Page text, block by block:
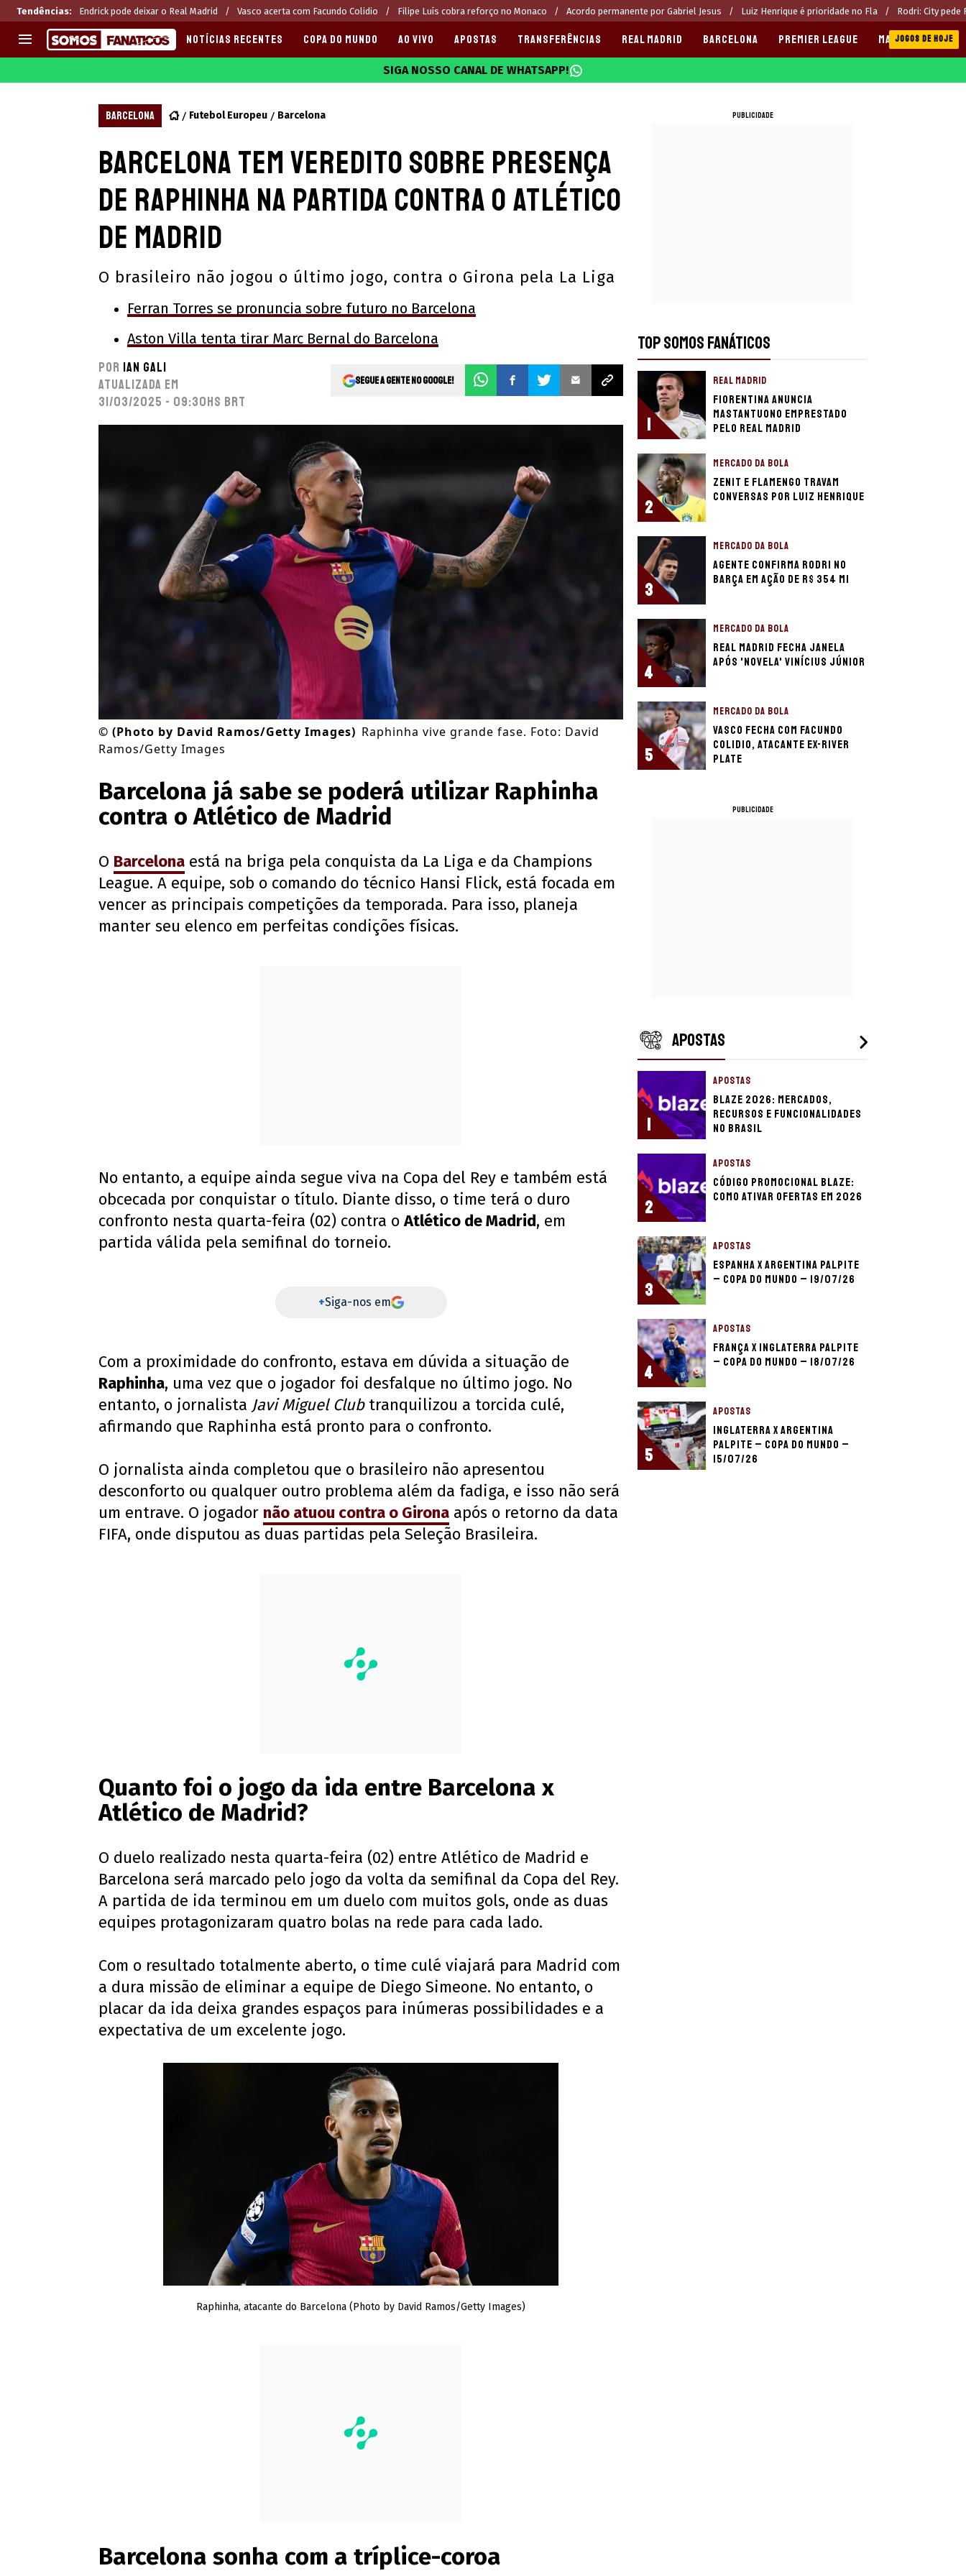
Tendências: Endrick pode deixar o Real Madrid Vasco acerta com Facundo Colidio Filipe Luís cobra reforço no Monaco Acordo permanente por Gabriel Jesus Luiz Henrique é prioridade no Fla Rodri: City pede
CHAMPIONS LEAGUE
PREMIER LEAGUE
LIGA PORTUGUESA
Melhores sites de apostas 2025
CASAS DE APOSTAS
CÓDIGOS e OFERTAS
APPS
NOTÍCIAS RECENTES COPA DO MUNDO AO VIVO APOSTAS TRANSFERÊNCIAS REAL MADRID BARCELONA PREMIER LEAGUE MANCHESTER CITY
JOGOS DE HOJE
SIGA NOSSO CANAL DE WHATSAPP!
BARCELONA Futebol Europeu Barcelona
Barcelona tem veredito sobre presença
de Raphinha na partida contra o Atlético
de Madrid
O brasileiro não jogou o último jogo, contra o Girona pela La Liga
Ferran Torres se pronuncia sobre futuro no Barcelona
Aston Villa tenta tirar Marc Bernal do Barcelona
Por Ian Gali
Atualizada em
31/03/2025 - 09:30hs BRT
Segue a gente no Google!
© (Photo by David Ramos/Getty Images) Raphinha vive grande fase. Foto: David
Ramos/Getty Images
Barcelona já sabe se poderá utilizar Raphinha
contra o Atlético de Madrid
O Barcelona está na briga pela conquista da La Liga e da Champions
League. A equipe, sob o comando do técnico Hansi Flick, está focada em
vencer as principais competições da temporada. Para isso, planeja
manter seu elenco em perfeitas condições físicas.
No entanto, a equipe ainda segue viva na Copa del Rey e também está
obcecada por conquistar o título. Diante disso, o time terá o duro
confronto nesta quarta-feira (02) contra oAtlético de Madrid, em
partida válida pela semifinal do torneio.
+Siga-nos em
Com a proximidade do confronto, estava em dúvida a situação de
Raphinha, uma vez que o jogador foi desfalque no último jogo. No
entanto, o jornalista Javi Miguel Clubtranquilizou a torcida culé,
afirmando que Raphinha está pronto para o confronto.
O jornalista ainda completou que o brasileiro não apresentou
desconforto ou qualquer outro problema além da fadiga, e isso não será
um entrave. O jogador não atuou contra o Girona após o retorno da data
FIFA, onde disputou as duas partidas pela Seleção Brasileira.
Quanto foi o jogo da ida entre Barcelona x
Atlético de Madrid?
O duelo realizado nesta quarta-feira (02) entre Atlético de Madrid e
Barcelona será marcado pelo jogo da volta da semifinal da Copa del Rey.
A partida de ida terminou em um duelo com muitos gols, onde as duas
equipes protagonizaram quatro bolas na rede para cada lado.
Com o resultado totalmente aberto, o time culé viajará para Madrid com
a dura missão de eliminar a equipe de Diego Simeone. No entanto, o
placar da ida deixa grandes espaços para inúmeras possibilidades e a
expectativa de um excelente jogo.
Raphinha, atacante do Barcelona (Photo by David Ramos/Getty Images)
Barcelona sonha com a tríplice-coroa
PUBLICIDADE
TOP SOMOS FANÁTICOS
1
REAL MADRID
Fiorentina anuncia
Mastantuono emprestado
pelo Real Madrid
2
MERCADO DA BOLA
Zenit e Flamengo travam
conversas por Luiz Henrique
3
MERCADO DA BOLA
Agente confirma Rodri no
Barça em ação de R$ 354 mi
4
MERCADO DA BOLA
Real Madrid fecha janela
após 'novela' Vinícius Júnior
5
MERCADO DA BOLA
Vasco fecha com Facundo
Colidio, atacante ex-River
Plate
PUBLICIDADE
APOSTAS
1
APOSTAS
Blaze 2026: mercados,
recursos e funcionalidades
no Brasil
2
APOSTAS
Código promocional Blaze:
como ativar ofertas em 2026
3
APOSTAS
Espanha x Argentina palpite
– Copa do Mundo – 19/07/26
4
APOSTAS
França x Inglaterra palpite
– Copa do Mundo – 18/07/26
5
APOSTAS
Inglaterra x Argentina
palpite – Copa do Mundo –
15/07/26